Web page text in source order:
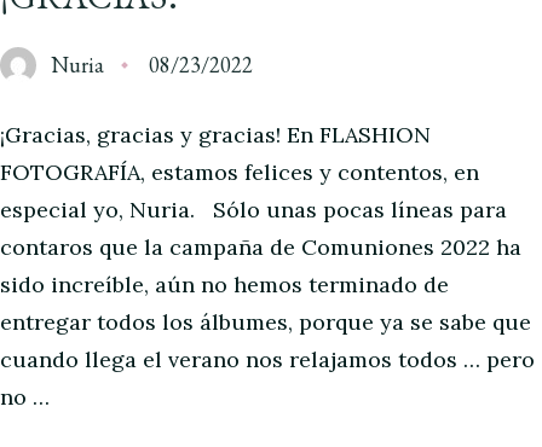
Nuria 08/23/2022
¡Gracias, gracias y gracias! En FLASHION
FOTOGRAFÍA, estamos felices y contentos, en
especial yo, Nuria. Sólo unas pocas líneas para
contaros que la campaña de Comuniones 2022 ha
sido increíble, aún no hemos terminado de
entregar todos los álbumes, porque ya se sabe que
cuando llega el verano nos relajamos todos … pero
no …